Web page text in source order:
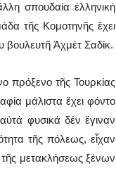
σπουδαία ἑλληνική
τῆς Κομοτηνῆς ἔχει
βουλευτῆ Ἀχμέτ Σαδίκ.
πρόξενο τῆς Τουρκίας
μάλιστα ἔχει φόντο
φυσικά δέν ἔγιναν
τῆς πόλεως, εἶχαν
τῆς μετακλήσεως ξένων